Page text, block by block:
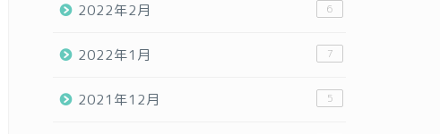
2022年2月 6
2022年1月 7
2021年12月 5